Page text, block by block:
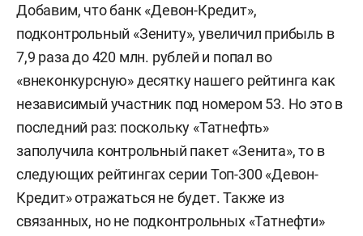
Добавим, что банк «Девон-Кредит»,
подконтрольный «Зениту», увеличил прибыль в
7,9 раза до 420 млн. рублей и попал во
«внеконкурсную» десятку нашего рейтинга как
независимый участник под номером 53. Но это в
последний раз: поскольку «Татнефть»
заполучила контрольный пакет «Зенита», то в
следующих рейтингах серии Топ-300 «Девон-
Кредит» отражаться не будет. Также из
связанных, но не подконтрольных «Татнефти»